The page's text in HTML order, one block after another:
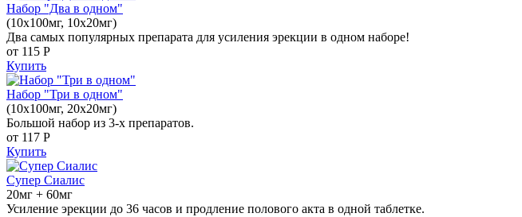
Набор "Два в одном"
(10x100мг, 10x20мг)
Два самых популярных препарата для усиления эрекции в одном наборе!
от 115 Р
Купить
Набор "Три в одном"
(10x100мг, 20x20мг)
Большой набор из 3-х препаратов.
от 117 Р
Купить
Супер Сиалис
20мг + 60мг
Усиление эрекции до 36 часов и продление полового акта в одной таблетке.